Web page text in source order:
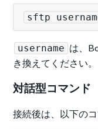
sftp
username は、
き換えてください。
対話型コマンド
接続後は、以下の